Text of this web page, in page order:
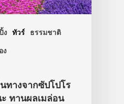
ง ทัวร์ ธรรมชาติ
ง
ทางจากซัปโปโร
ทานผลเมล่อน